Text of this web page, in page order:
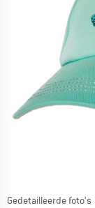
Gedetailleerde foto's